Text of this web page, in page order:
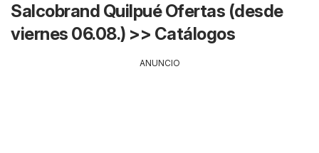
Salcobrand Quilpué Ofertas (desde
viernes 06.08.) >> Catálogos
ANUNCIO